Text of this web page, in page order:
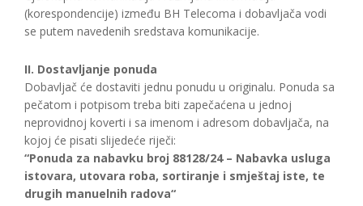
(korespondencije) između BH Telecoma i dobavljača vodi
se putem navedenih sredstava komunikacije.
II. Dostavljanje ponuda
Dobavljač će dostaviti jednu ponudu u originalu. Ponuda sa
pečatom i potpisom treba biti zapečaćena u jednoj
neprovidnoj koverti i sa imenom i adresom dobavljača, na
kojoj će pisati slijedeće riječi:
“Ponuda za nabavku broj 88128/24 – Nabavka usluga
istovara, utovara roba, sortiranje i smještaj iste, te
drugih manuelnih radova“